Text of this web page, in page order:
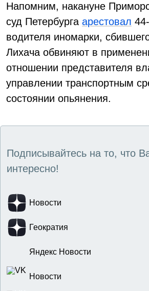
Напомним, накануне
суд Петербурга арестовал
водителя иномарки,
Лихача обвиняют в
отношении представителя
управлении транспортным
состоянии опьянения.
Подписывайтесь на то, что
интересно!
Новости
Геократия
Яндекс Новости
Новости